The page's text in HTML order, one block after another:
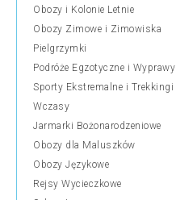
Obozy i Kolonie Letnie
Obozy Zimowe i Zimowiska
Pielgrzymki
Podróże Egzotyczne i Wyprawy
Sporty Ekstremalne i Trekkingi
Wczasy
Jarmarki Bożonarodzeniowe
Obozy dla Maluszków
Obozy Językowe
Rejsy Wycieczkowe